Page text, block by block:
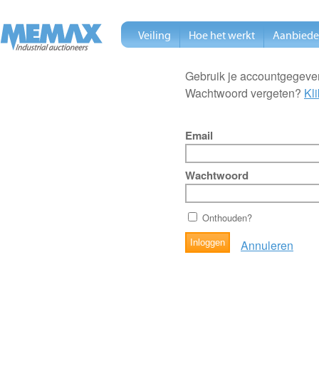
Gebruik je
Wachtwoord vergeten?
Email
Wachtwoord
Onthouden?
Annuleren
Veiling Hoe het werkt